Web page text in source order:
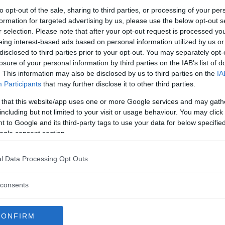
opt-out of the sale, sharing to third parties, or processing of your
for targeted advertising by us, please use the below opt-out
selection. Please note that after your opt-out request is processed
interest-based ads based on personal information utilized by us
to third parties prior to your opt-out. You may separately
of your personal information by third parties on the IAB’s list of
This information may also be disclosed by us to third parties on the
Participants that may further disclose it to other third parties.
that this website/app uses one or more Google services and may
but not limited to your visit or usage behaviour. You may
to Google and its third-party tags to use your data for below
consent section.
Data Processing Opt Outs
elbil från okänt märke. Xpeng P5 har
som talar emot.
kostar elbilen
på den svenska marknaden. Nu är
en ny elbil som även ska säljas